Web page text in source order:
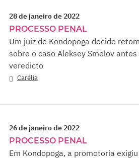
28 de janeiro de 2022
PROCESSO PENAL
Um juiz de Kondopoga decide
sobre o caso Aleksey Smelov
veredicto
Carélia
26 de janeiro de 2022
PROCESSO PENAL
Em Kondopoga, a promotoria